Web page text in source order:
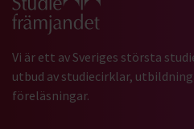
Vi är ett av Sveriges största
utbud av studiecirklar,
föreläsningar.